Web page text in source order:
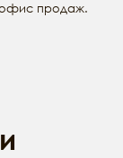
продаж.